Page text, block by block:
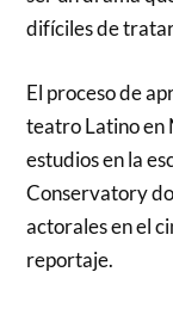
difíciles de
El proceso de
teatro Latino en
estudios en la
Conservatory
actorales en el
reportaje.